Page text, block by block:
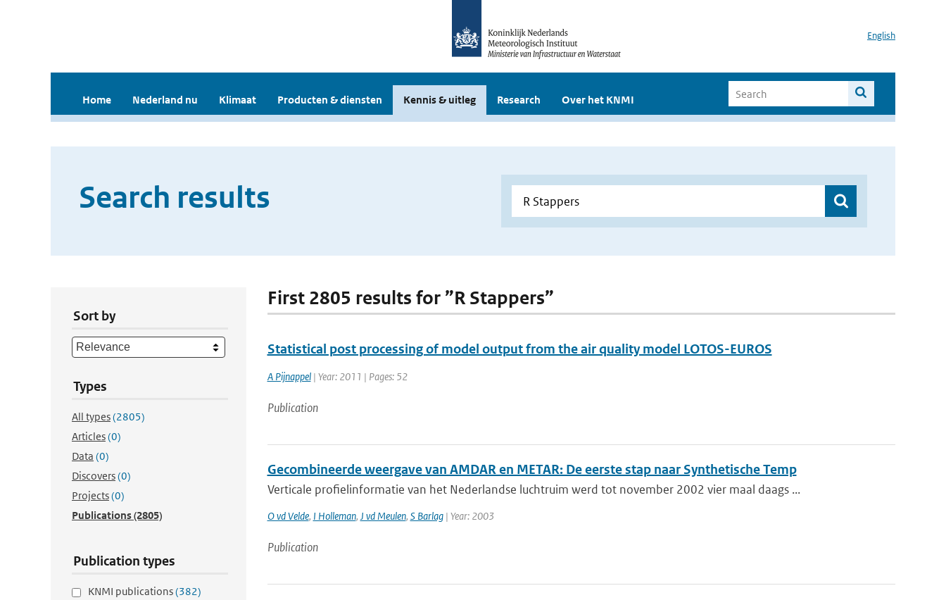
English
Home Nederland nu Klimaat Producten & diensten Kennis & uitleg Research Over het KNMI
Search results
Sort by
Types
All types(2805)
Articles(0)
Data (0)
Discovers(0)
Projects(0)
Publications(2805)
Publication types
KNMI publications(382)
First 2805 results for ”R Stappers”
Statistical post processing of model output from the air quality model LOTOS-EUROS
A Pijnappel| Year: 2011 | Pages: 52
Publication
Gecombineerde weergave van AMDAR en METAR: De eerste stap naar Synthetische Temp
Verticale profielinformatie van het Nederlandse luchtruim werd tot november 2002 vier maal daags ...
O vd Velde, I Holleman, J vd Meulen, S Barlag| Year: 2003
Publication